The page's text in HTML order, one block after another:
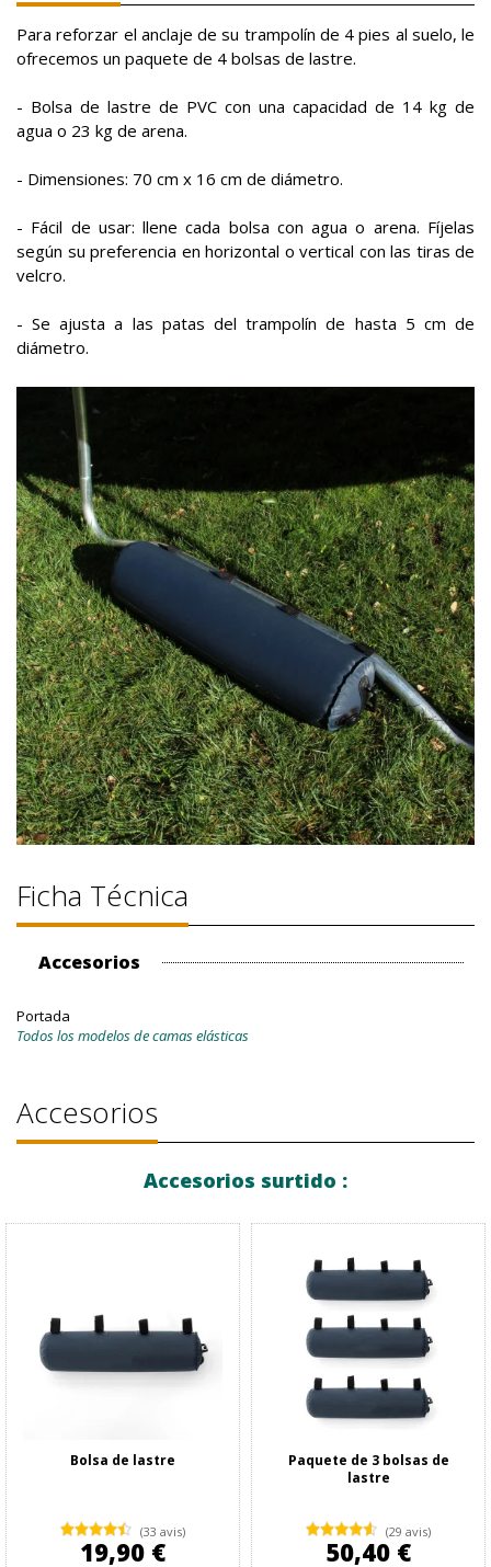
Para reforzar el anclaje de su trampolín de 4 pies al suelo, le
ofrecemos un paquete de 4 bolsas de lastre.
- Bolsa de lastre de PVC con una capacidad de 14 kg de
agua o 23 kg de arena.
- Dimensiones: 70 cm x 16 cm de diámetro.
- Fácil de usar: llene cada bolsa con agua o arena. Fíjelas
según su preferencia en horizontal o vertical con las tiras de
velcro.
- Se ajusta a las patas del trampolín de hasta 5 cm de
diámetro.
Ficha Técnica
Accesorios
Portada
Todos los modelos de camas elásticas
Accesorios
Accesorios surtido :
Bolsa de lastre
(33 avis)
19,90 €
Paquete de 3 bolsas de
lastre
(29 avis)
50,40 €